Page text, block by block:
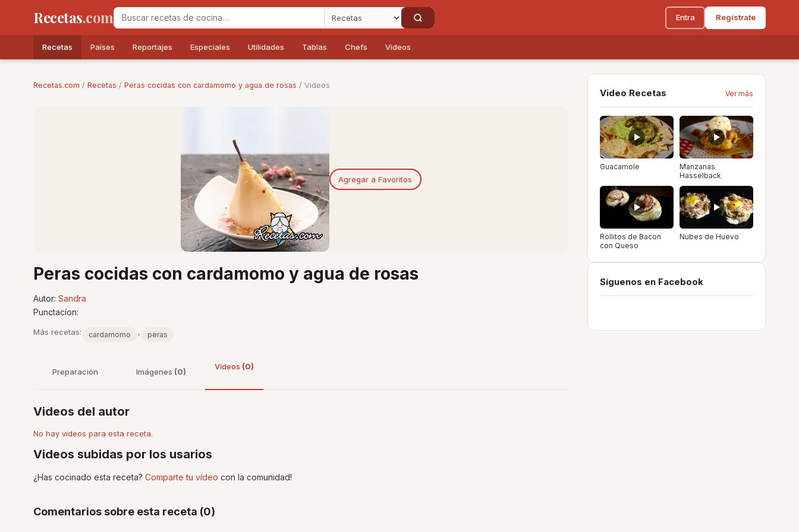
Recetas.com Entra Regístrate
Recetas Países Reportajes Especiales Utilidades Tablas Chefs Videos
Recetas.com / Recetas / Peras cocidas con cardamomo y agua de rosas / Videos
Agregar a Favoritos
Peras cocidas con cardamomo y agua de rosas
Autor: Sandra
Punctacíon:
Más recetas: cardamomo , peras
Preparación Imágenes (0)
Videos (0)
Videos del autor
No hay videos para esta receta.
Videos subidas por los usarios
¿Has cocinado esta receta? Comparte tu vídeo con la comunidad!
Comentarios sobre esta receta (0)
Video Recetas Ver más
Guacamole
Manzanas
Hasselback
Rollitos de Bacon
con Queso
Nubes de Huevo
Síguenos en Facebook